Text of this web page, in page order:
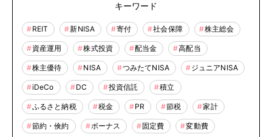
キーワード
REIT 新NISA 寄付 社会保障 株主総会
資産運用 株式投資 配当金 高配当
株主優待 NISA つみたてNISA ジュニアNISA
iDeCo DC 投資信託 積立
ふるさと納税 税金 PR 節税 家計
節約・倹約 ボーナス 固定費 変動費